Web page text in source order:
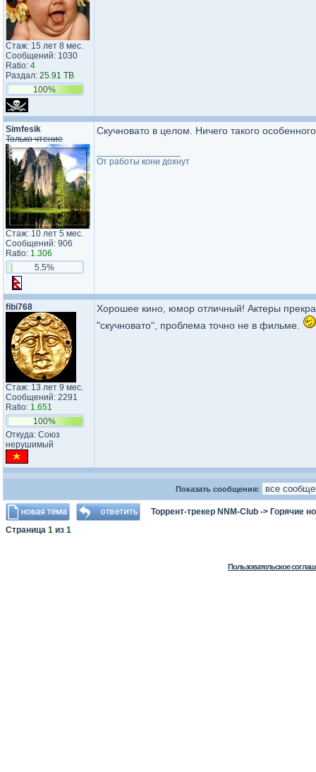
Стаж: 15 лет 8 мес.
Сообщений: 1030
Ratio: 4
Раздал: 25.91 TB
100%
Simfesik
Только чтение
Стаж: 10 лет 5 мес.
Сообщений: 906
Ratio: 1.306
5.5%
Скучновато в целом. Ничего такого
От работы кони дохнут
fibi768
Стаж: 13 лет 9 мес.
Сообщений: 2291
Ratio: 1.651
100%
Откуда: Союз
нерушимый
Хорошее кино, юмор отличный! Актеры
"скучновато", проблема точно не в фильме.
Показать сообщения:
Торрент-трекер NNM-Club -> Горячие
Страница 1 из 1
Пользовательское